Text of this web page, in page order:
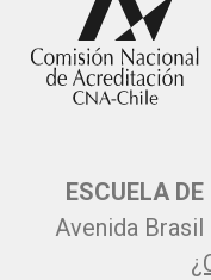
ESCUELA
Avenida